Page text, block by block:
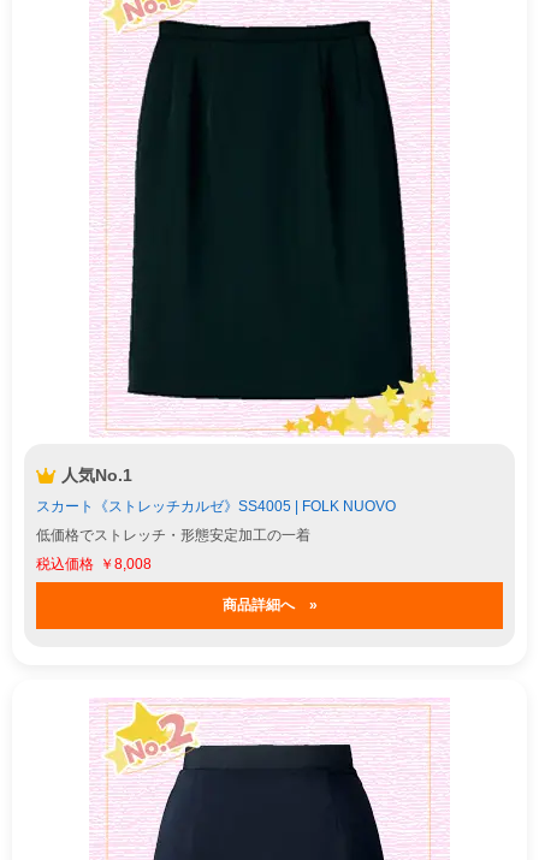
人気No.1
スカート《ストレッチカルゼ》SS4005 | FOLK NUOVO
低価格でストレッチ・形態安定加工の一着
￥8,008
商品詳細へ »